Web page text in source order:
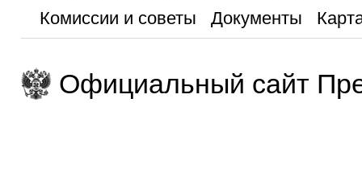
Комиссии и советы
Документы
Официальный сайт